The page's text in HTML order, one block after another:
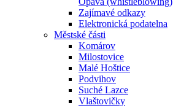
Zajímavé odkazy
Elektronická podatelna
Městské části
Komárov
Milostovice
Malé Hoštice
Podvihov
Suché Lazce
Vlaštovičky